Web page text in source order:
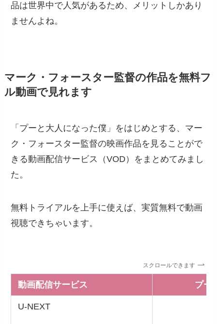
品は世界中で人気があるため、メリットしかあり
ませんよね。
マーク・フォースター監督の作品を無料フ
ル動画で見れます
「プーと大人になった僕」をはじめとする、マー
ク・フォースター監督の映画作品を見ることがで
きる動画配信サービス（VOD）をまとめてみまし
た。
無料トライアルを上手に使えば、実質無料で動画
視聴できちゃいます。
スクロールできます
動画配信サービス プー
U-NEXT